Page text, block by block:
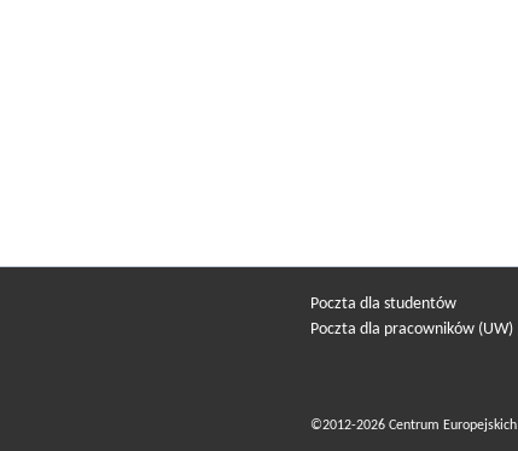
Poczta dla studentów
Poczta dla pracowników (UW)
©2012-2026 Centrum